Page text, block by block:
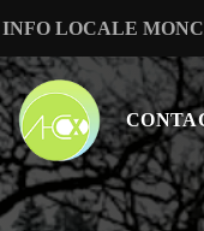
INFO LOCALE